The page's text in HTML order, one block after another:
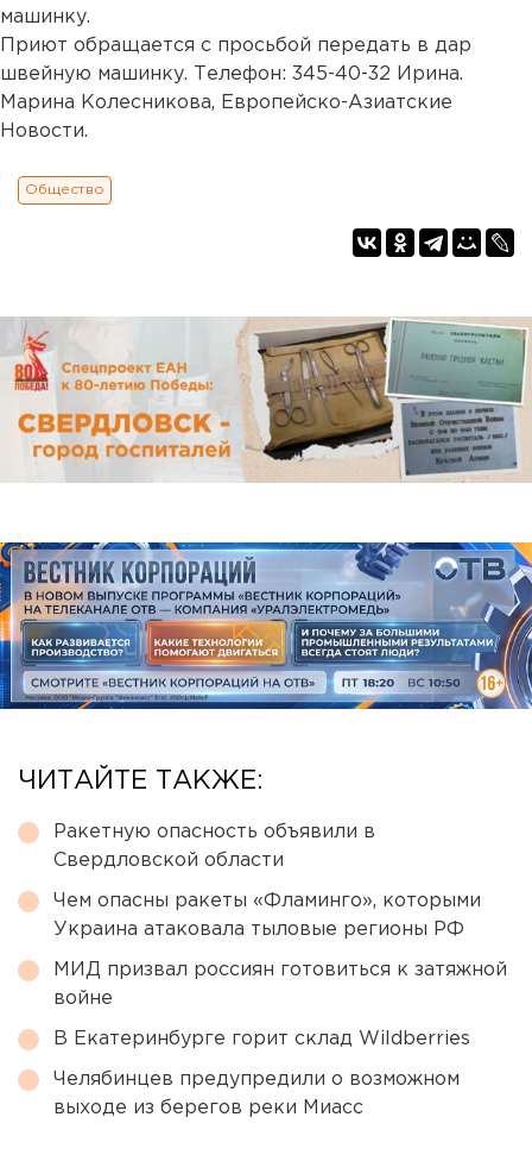
машинку.
Приют обращается с просьбой передать в дар
швейную машинку. Телефон: 345-40-32 Ирина.
Марина Колесникова, Европейско-Азиатские
Новости.
Общество
ЧИТАЙТЕ ТАКЖЕ:
Ракетную опасность объявили в
Свердловской области
Чем опасны ракеты «Фламинго», которыми
Украина атаковала тыловые регионы РФ
МИД призвал россиян готовиться к затяжной
войне
В Екатеринбурге горит склад Wildberries
Челябинцев предупредили о возможном
выходе из берегов реки Миасс